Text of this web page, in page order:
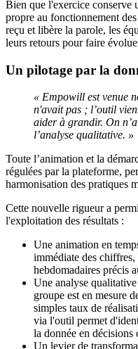
Bien que l'exercice conserve
propre au fonctionnement
reçu et libère la parole, les
leurs retours pour faire
Un pilotage par la
« Empowill est venue
n'avait pas ; l’outil
aider à grandir. On
l’analyse qualitative. »
Toute l’animation et la
régulées par la plateforme,
harmonisation des pratiques
Cette nouvelle rigueur a
l'exploitation des résultats :
Une animation en
immédiate des
hebdomadaires précis
Une analyse
groupe est en mesure
simples taux de
via l'outil permet
la donnée en décisions
Un levier de